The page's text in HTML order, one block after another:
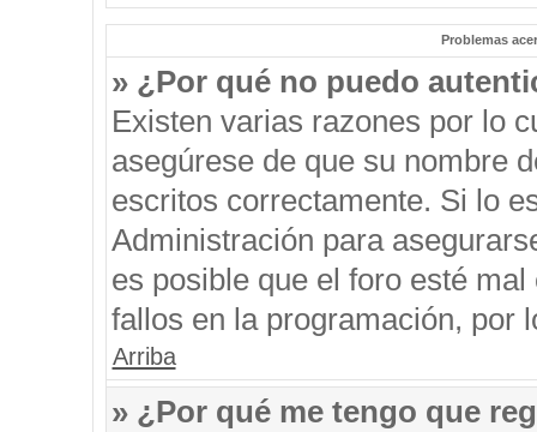
Problemas
» ¿Por qué no puedo
Existen varias razones por lo
asegúrese de que su nombre
escritos correctamente. Si lo
Administración para
es posible que el foro esté
fallos en la programación, por
Arriba
» ¿Por qué me tengo que